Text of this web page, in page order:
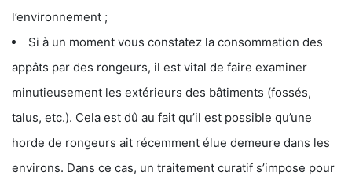
l’environnement ;
Si à un moment vous constatez la consommation des
appâts par des rongeurs, il est vital de faire examiner
minutieusement les extérieurs des bâtiments (fossés,
talus, etc.). Cela est dû au fait qu’il est possible qu’une
horde de rongeurs ait récemment élue demeure dans les
environs. Dans ce cas, un traitement curatif s’impose pour